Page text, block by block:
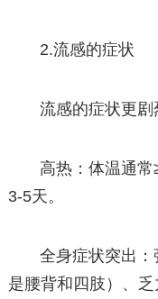
2.流感的症状
流感的症状更剧
高热：体温通
3-5天。
全身症状突出
是腰背和四肢）、乏